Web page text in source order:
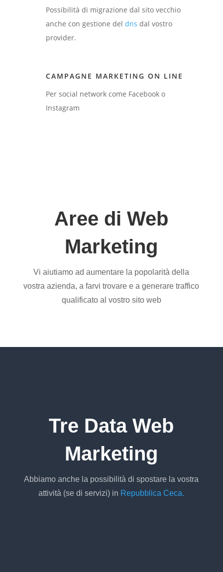
Possibilità di migrazione dal sito vecchio
anche con gestione del dns dal vostro
provider.
CAMPAGNE MARKETING ON LINE
Per social network come Facebook o
Instagram
Aree di Web
Marketing
Vi aiutiamo ad aumentare la popolarità della
vostra azienda, a farvi trovare e a generare traffico
qualificato al vostro sito web
Tre Data Web
Marketing
Abbiamo anche la possibilità di spostare la vostra
attività (se di servizi) in Repubblica Ceca.